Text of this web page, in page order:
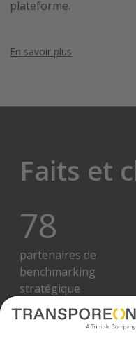
plateforme.
En savoir plus
Faits et
100
partenaires de
benchmarking
stratégique